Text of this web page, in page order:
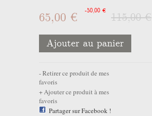
65,00 € -50,00 €
115,00 €
Ajouter au panier
Retirer ce produit de mes
favoris
Ajouter ce produit à mes
favoris
Partager sur Facebook !